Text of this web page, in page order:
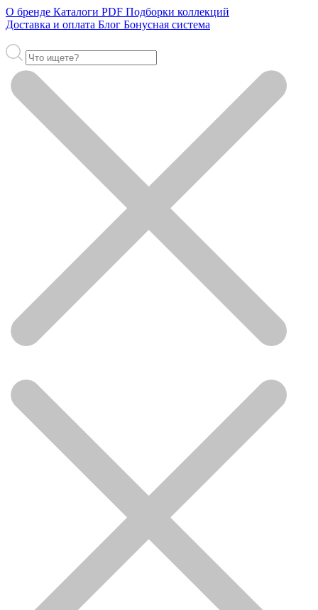
О бренде Каталоги PDF Подборки коллекций
Доставка и оплата Блог Бонусная система